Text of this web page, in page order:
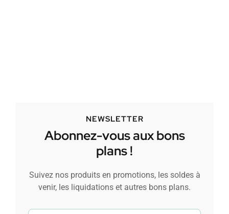
NEWSLETTER
Abonnez-vous aux bons
plans !
Suivez nos produits en promotions, les soldes à
venir, les liquidations et autres bons plans.